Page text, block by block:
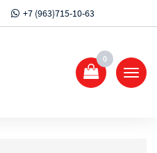
+7 (963)715-10-63
0